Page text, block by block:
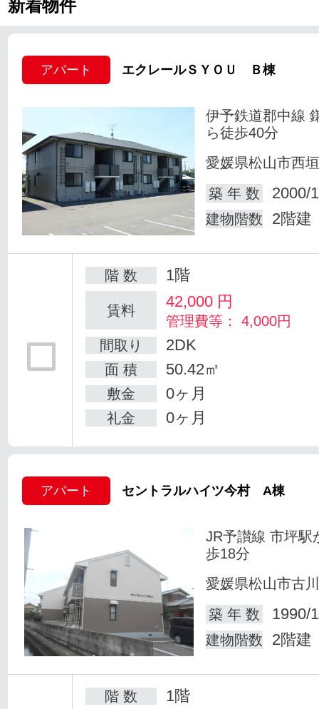
新着物件
アパート エクレールＳＹＯＵ Ｂ棟
伊予鉄道郡中線
ら徒歩40分
愛媛県松山市西
築 年 数
2000/
建物階数 2階建
階 数 1階
賃料 42,000 円
管理費等： 4,000円
間取り
2DK
面 積 50.42㎡
敷金 0ヶ月
礼金 0ヶ月
アパート セントラルハイツ今村 A棟
JR予讃線 市坪駅
歩18分
愛媛県松山市古
築 年 数
1990/
建物階数 2階建
階 数 1階